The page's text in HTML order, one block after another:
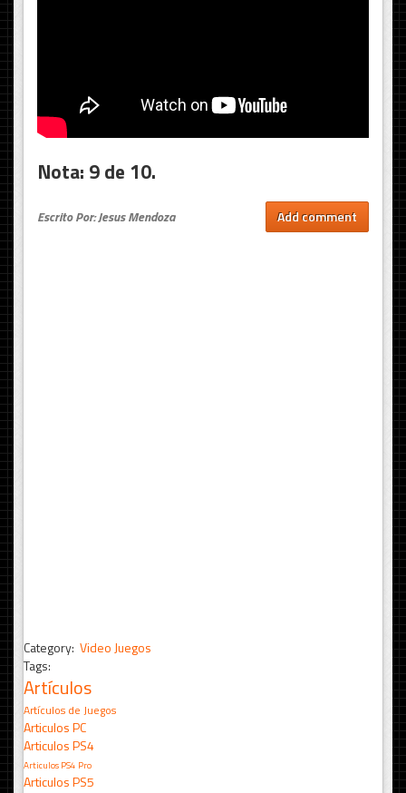
Nota: 9 de 10.
Escrito Por: Jesus Mendoza Add comment
Category: Video Juegos
Tags:
Artículos
Artículos de Juegos
Articulos PC
Articulos PS4
Articulos PS4 Pro
Articulos PS5